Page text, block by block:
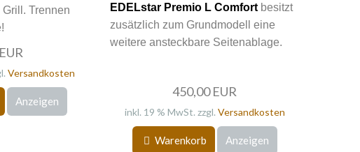
Trennen
Versandkosten
Anzeigen
EDELstar Premio L Comfort besitzt
zusätzlich zum Grundmodell eine
weitere ansteckbare Seitenablage.
450,00 EUR
inkl. 19 % MwSt. zzgl. Versandkosten
Warenkorb Anzeigen